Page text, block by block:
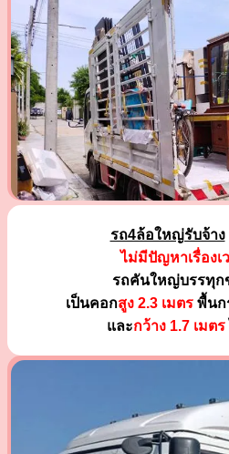
รถ4ล้อใหญ่รับจ้าง
ไม่มีปัญหาเรื่องเ
รถคันใหญ่บรรทุก
เป็นคอกสูง 2.3 เมตรพื้นก
และกว้าง 1.7 เมตร